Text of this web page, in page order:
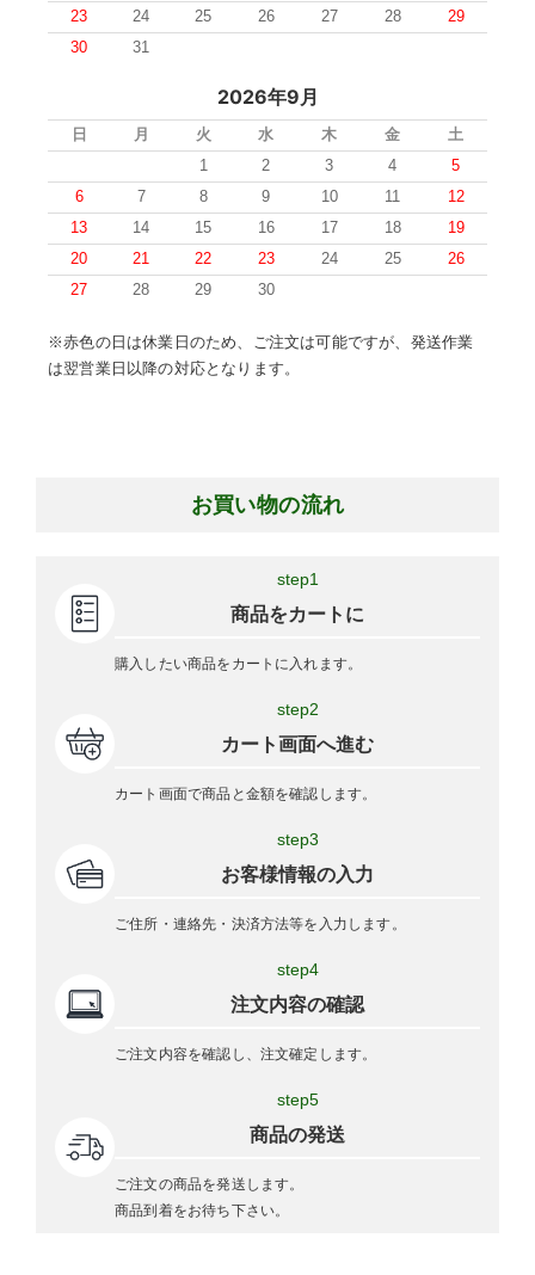
23
24 25 26 27 28
29
30
31
2026年9月
日 月 火 水 木 金
土
1
2 3 4
5
6
7 8 9 10 11
12
13
14 15 16 17 18
19
20
21 22 23 24 25
26
27
28 29 30
※赤色の日は休業日のため、ご注文は可能ですが、発送作業
は翌営業日以降の対応となります。
お買い物の流れ
step1
商品をカートに
購入したい商品をカートに入れます。
step2
カート画面へ進む
カート画面で商品と金額を確認します。
step3
お客様情報の入力
ご住所・連絡先・決済方法等を入力します。
step4
注文内容の確認
ご注文内容を確認し、注文確定します。
step5
商品の発送
ご注文の商品を発送します。
商品到着をお待ち下さい。